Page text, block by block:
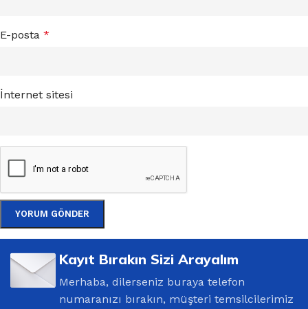
E-posta *
İnternet sitesi
Kayıt Bırakın Sizi Arayalım
Merhaba, dilerseniz buraya telefon
numaranızı bırakın, müşteri temsilcilerimiz